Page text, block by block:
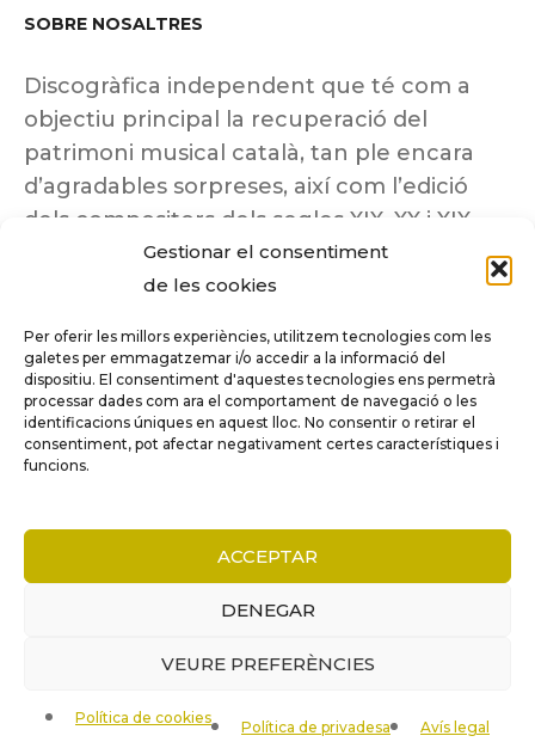
Gestionar el consentiment
de les cookies
Per oferir les millors experiències, utilitzem tecnologies com les
galetes per emmagatzemar i/o accedir a la informació del
dispositiu. El consentiment d'aquestes tecnologies ens permetrà
processar dades com ara el comportament de navegació o les
identificacions úniques en aquest lloc. No consentir o retirar el
consentiment, pot afectar negativament certes característiques i
funcions.
ACCEPTAR
DENEGAR
VEURE PREFERÈNCIES
Política de cookies
Política de privadesa Avís legal
SOBRE NOSALTRES
Discogràfica independent que té com a
objectiu principal la recuperació del
patrimoni musical català, tan ple encara
d’agradables sorpreses, així com l’edició
dels compositors dels segles XIX, XX i XIX
insuficientment coneguts.
Tots els drets reservats a ©Columna
Música.
COMPARE (0)
Remove all products